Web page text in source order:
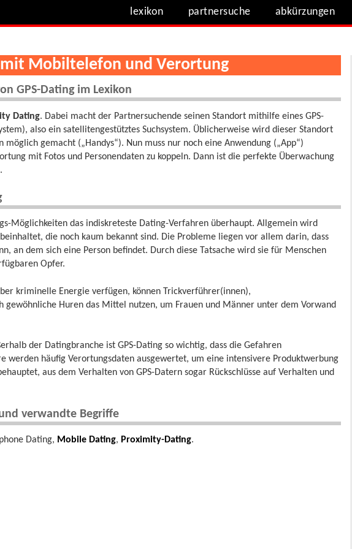
lexikon partnersuche abkürzungen
mit Mobiltelefon und Verortung
GPS-Dating im Lexikon
Dating. Dabei macht der Partnersuchende seinen Standort mithilfe eines GPS-
also ein satellitengestütztes Suchsystem. Üblicherweise wird dieser Standort
gemacht („Handys“). Nun muss nur noch eine Anwendung („App“)
mit Fotos und Personendaten zu koppeln. Dann ist die perfekte Überwachung
Möglichkeiten das indiskreteste Dating-Verfahren überhaupt. Allgemein wird
die noch kaum bekannt sind. Die Probleme liegen vor allem darin, dass
an dem sich eine Person befindet. Durch diese Tatsache wird sie für Menschen
Opfer.
kriminelle Energie verfügen, können Trickverführer(innen),
gewöhnliche Huren das Mittel nutzen, um Frauen und Männer unter dem Vorwand
der Datingbranche ist GPS-Dating so wichtig, dass die Gefahren
werden häufig Verortungsdaten ausgewertet, um eine intensivere Produktwerbung
aus dem Verhalten von GPS-Datern sogar Rückschlüsse auf Verhalten und
verwandte Begriffe
Dating, Mobile Dating, Proximity-Dating.